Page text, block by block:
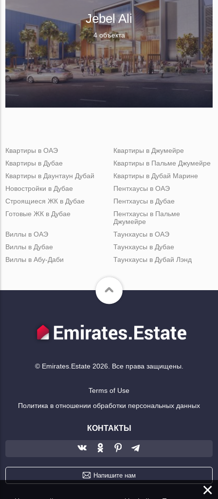
Jebel Ali
4 объекта
Квартиры в ОАЭ
Квартиры в Дубае
Квартиры в Даунтаун Дубай
Квартиры в Джумейре
Квартиры в Пальме Джумейре
Квартиры в Дубай Марине
Новостройки в Дубае
Строящиеся ЖК в Дубае
Готовые ЖК в Дубае
Пентхаусы в ОАЭ
Пентхаусы в Дубае
Пентхаусы в Пальме
Джумейре
Виллы в ОАЭ
Виллы в Дубае
Виллы в Абу-Даби
Таунхаусы в ОАЭ
Таунхаусы в Дубае
Таунхаусы в Дубай Лэнд
© Emirates.Estate 2026. Все права защищены.
Terms of Use
Политика в отношении обработки персональных данных
КОНТАКТЫ
Напишите нам
×